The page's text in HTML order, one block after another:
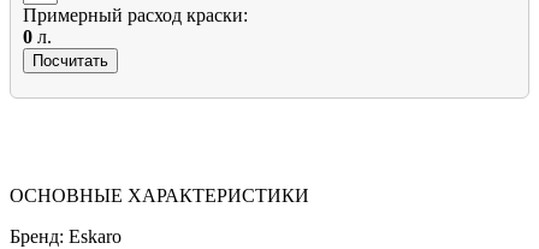
Примерный расход краски:
0 л.
ОСНОВНЫЕ ХАРАКТЕРИСТИКИ
Бренд: Eskaro